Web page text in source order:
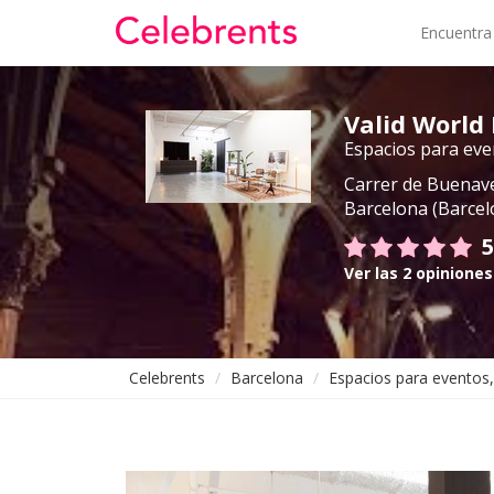
Valid World
Espacios para
Carrer de
Barcelona
Ver las 2 opiniones
Celebrents Barcelona Espacios para